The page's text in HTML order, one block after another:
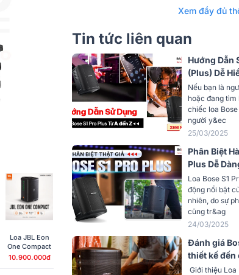
Loa JBL Eon
One Compact
10.900.000đ
Tích hợp
Ứng dụng mở rộng
Tiện ích Có
Kết nối
Cổng kết nối
AUX
6.5mm
Ứng dụng điều khiển
trên điện thoại
Bose
Màu sắc Đen
Chất liệu Vỏ
Cao cấp
Năm ra mắt 2023
Xem đầy đủ
Tin tức liên quan
Hướng Dẫn
(Plus) Dễ
Nếu bạn là
hoặc đang
chiếc loa
người y&ec
25/03/2025
Phân Biệt
Plus Dễ
Loa Bose S1
động nổi bật
nhiên, do sự
cũng tr&ag
24/03/2025
Đánh giá
thiết kế đến
Giới thiệu Loa